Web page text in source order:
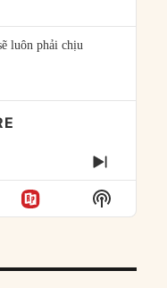
luôn phải chịu
NEXT
Show
Podcast